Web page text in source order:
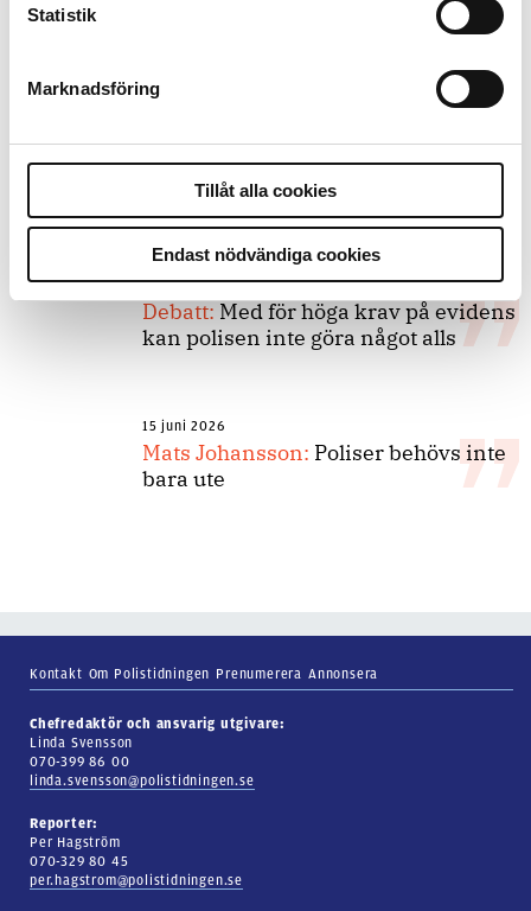
Statistik
Marknadsföring
Tillåt alla cookies
Endast nödvändiga cookies
8 juli 2026
Replik:Det är inte evidenskrav som
bakbinder polisen
7 juli 2026
Debatt: Med för höga krav på evidens
kan polisen inte göra något alls
15 juni 2026
Mats Johansson: Poliser behövs inte
bara ute
Kontakt Om Polistidningen Prenumerera Annonsera
Chefredaktör och ansvarig utgivare:
Linda Svensson
070-399 86 00
linda.svensson@polistidningen.se
Reporter:
Per Hagström
070-329 80 45
per.hagstrom@polistidningen.se